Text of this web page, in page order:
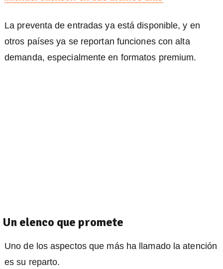
La preventa de entradas ya está disponible, y en
otros países ya se reportan funciones con alta
demanda, especialmente en formatos premium.
Un elenco que promete
Uno de los aspectos que más ha llamado la atención
es su reparto.